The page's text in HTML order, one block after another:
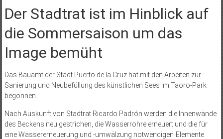
Der Stadtrat ist im Hinblick auf
die Sommersaison um das
Image bemüht
Das Bauamt der Stadt Puerto de la Cruz hat mit den Arbeiten zur
Sanierung und Neubefüllung des künstlichen Sees im Taoro-Park
begonnen.
Nach Auskunft von Stadtrat Ricardo Padrón werden die Innenwände
des Beckens neu gestrichen, die Wasserrohre erneuert und die für
eine Wassererneuerung und -umwälzung notwendigen Elemente